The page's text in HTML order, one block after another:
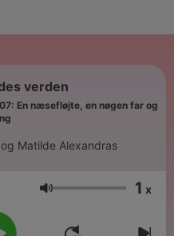
verden
En næsefløjte, en nøgen far og
Matilde Alexandras
Głośność 1 x